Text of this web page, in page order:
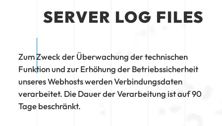
SERVER LOG FILES
Zum Zweck der Überwachung der technischen
Funktion und zur Erhöhung der Betriebssicherheit
unseres Webhosts werden Verbindungsdaten
verarbeitet. Die Dauer der Verarbeitung ist auf 90
Tage beschränkt.